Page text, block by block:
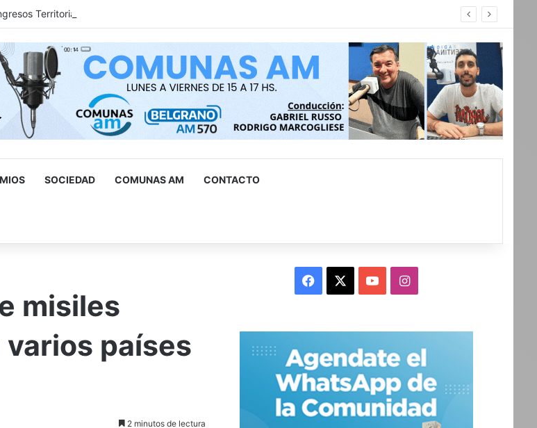
Territoriales de la Comunidad 2026
SOCIEDAD COMUNAS AM CONTACTO
misiles
países
2 minutos de lectura
Facebook YouTubeInstagram